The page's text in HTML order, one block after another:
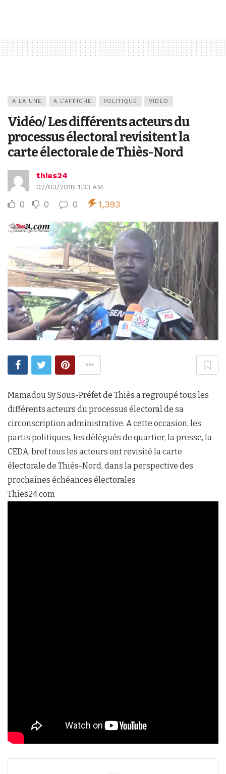
A LA UNE A L’AFFICHE POLITIQUE VIDEO
Vidéo/ Les différents acteurs du
processus électoral revisitent la
carte électorale de Thiès-Nord
thies24
02/03/2018 1:33 AM
0 0 0 1,393
Mamadou Sy Sous-Préfet de Thiès a regroupé tous les
différents acteurs du processus électoral de sa
circonscription administrative. A cette occasion, les
partis politiques, les délégués de quartier, la presse, la
CEDA, bref tous les acteurs ont revisité la carte
électorale de Thiès-Nord, dans la perspective des
prochaines échéances électorales
Thies24.com